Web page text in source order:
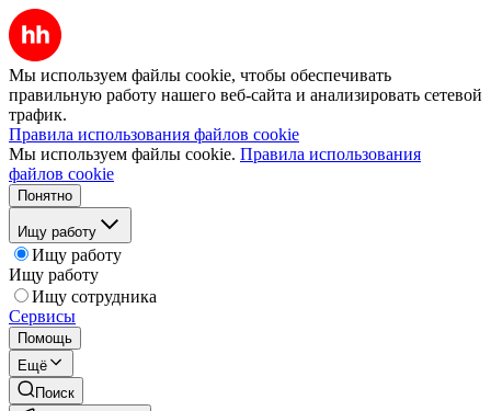
Мы используем файлы cookie, чтобы обеспечивать
правильную работу нашего веб-сайта и анализировать сетевой
трафик.
Правила использования файлов cookie
Мы используем файлы cookie. Правила использования
файлов cookie
Понятно
Ищу работу
Ищу работу
Ищу работу
Ищу сотрудника
Сервисы
Помощь
Ещё
Поиск